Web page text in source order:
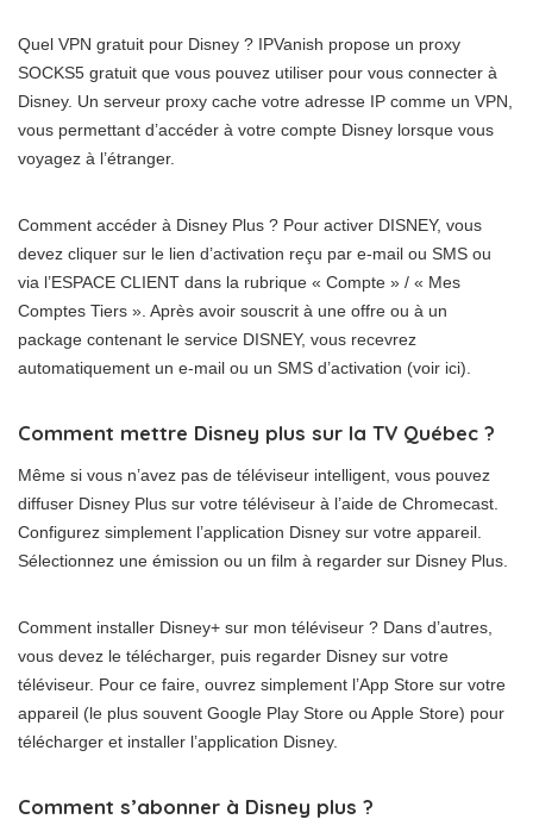
Quel VPN gratuit pour Disney ? IPVanish propose un proxy
SOCKS5 gratuit que vous pouvez utiliser pour vous connecter à
Disney. Un serveur proxy cache votre adresse IP comme un VPN,
vous permettant d’accéder à votre compte Disney lorsque vous
voyagez à l’étranger.
Comment accéder à Disney Plus ? Pour activer DISNEY, vous
devez cliquer sur le lien d’activation reçu par e-mail ou SMS ou
via l’ESPACE CLIENT dans la rubrique « Compte » / « Mes
Comptes Tiers ». Après avoir souscrit à une offre ou à un
package contenant le service DISNEY, vous recevrez
automatiquement un e-mail ou un SMS d’activation (voir ici).
Comment mettre Disney plus sur la TV Québec ?
Même si vous n’avez pas de téléviseur intelligent, vous pouvez
diffuser Disney Plus sur votre téléviseur à l’aide de Chromecast.
Configurez simplement l’application Disney sur votre appareil.
Sélectionnez une émission ou un film à regarder sur Disney Plus.
Comment installer Disney+ sur mon téléviseur ? Dans d’autres,
vous devez le télécharger, puis regarder Disney sur votre
téléviseur. Pour ce faire, ouvrez simplement l’App Store sur votre
appareil (le plus souvent Google Play Store ou Apple Store) pour
télécharger et installer l’application Disney.
Comment s’abonner à Disney plus ?